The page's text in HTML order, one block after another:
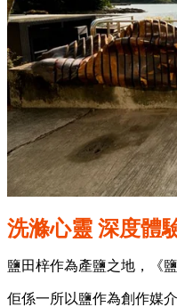
洗滌心靈 深度體
鹽田梓作為產鹽之地，《
佢係一所以鹽作為創作媒